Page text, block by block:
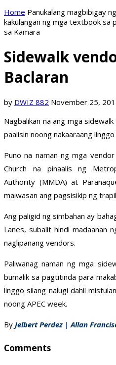
Home Panukalang magbibigay
kakulangan ng mga textbook sa
sa Kamara
Sidewalk
Baclaran
by DWIZ 882 November 25,
Nagbalikan na ang mga
paalisin noong nakaaraang linggo
Puno na naman ng mga
Church na pinaalis ng
Authority (MMDA) at
maiwasan ang pagsisikip ng
Ang paligid ng simbahan ay
Lanes, subalit hindi madaanan
naglipanang vendors.
Paliwanag naman ng mga
bumalik sa pagtitinda para
linggo silang nalugi dahil
noong APEC week.
By Jelbert Perdez | Allan
Comments